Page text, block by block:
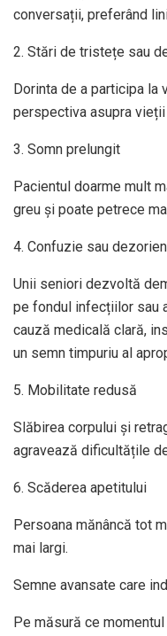
conversații, preferând
2. Stări de tristețe sau
Dorinta de a participa
perspectiva asupra
3. Somn prelungit
Pacientul doarme mult
greu și poate petrece
4. Confuzie sau
Unii seniori dezvoltă
pe fondul infecțiilor sau
cauză medicală clară,
un semn timpuriu al
5. Mobilitate redusă
Slăbirea corpului și
agravează dificultățile
6. Scăderea apetitului
Persoana mănâncă tot
mai largi.
Semne avansate care
Pe măsură ce